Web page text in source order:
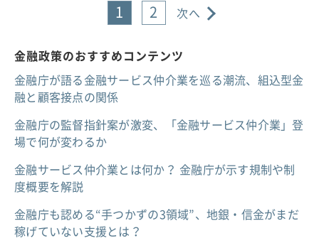
1 2 次へ
金融政策のおすすめコンテンツ
金融庁が語る金融サービス仲介業を巡る潮流、組込型金
融と顧客接点の関係
金融庁の監督指針案が激変、「金融サービス仲介業」登
場で何が変わるか
金融サービス仲介業とは何か？ 金融庁が示す規制や制
度概要を解説
金融庁も認める“手つかずの3領域”、地銀・信金がまだ
稼げていない支援とは？